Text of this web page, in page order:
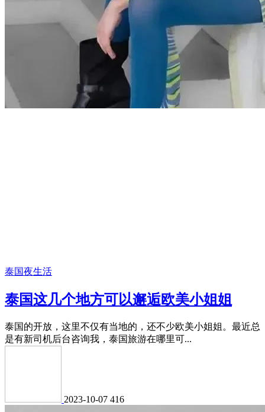
泰国夜生活
泰国这几个地方可以邂逅欧美小姐姐
泰国的开放，这里不仅有当地的，还不少欧美小姐姐。最近总
是有新司机后台咨询我，泰国旅游在哪里可...
2023-10-07 416